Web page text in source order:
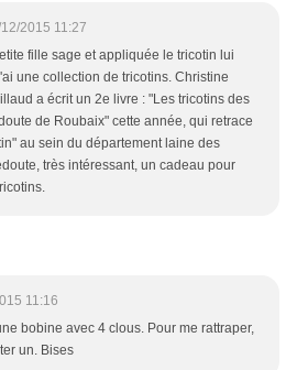
2015 11:27
fille sage et appliquée le tricotin lui
une collection de tricotins. Christine
a écrit un 2e livre : "Les tricotins des
de Roubaix" cette année, qui retrace
au sein du département laine des
très intéressant, un cadeau pour
11:16
bobine avec 4 clous. Pour me rattraper,
un. Bises